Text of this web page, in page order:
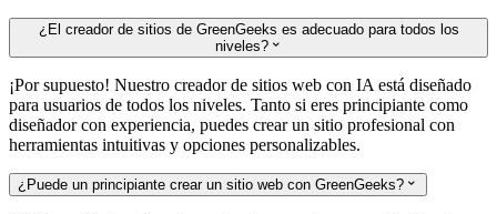
¿El creador de sitios de GreenGeeks es adecuado para todos los
niveles?
¡Por supuesto! Nuestro creador de sitios web con IA está diseñado
para usuarios de todos los niveles. Tanto si eres principiante como
diseñador con experiencia, puedes crear un sitio profesional con
herramientas intuitivas y opciones personalizables.
¿Puede un principiante crear un sitio web con GreenGeeks? 